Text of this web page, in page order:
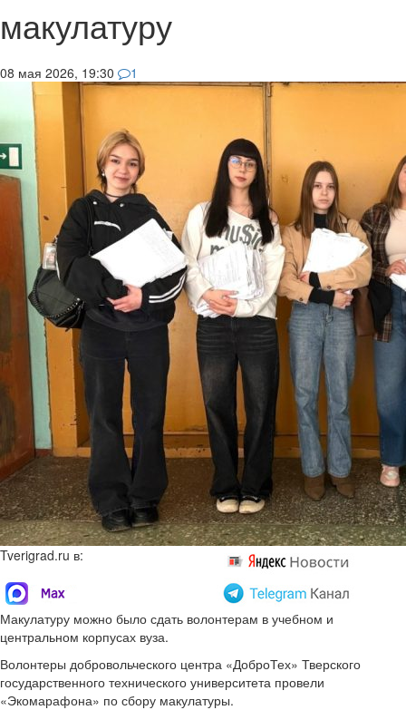
макулатуру
08 мая 2026, 19:30 1
Tverigrad.ru в:
Макулатуру можно было сдать волонтерам в учебном и
центральном корпусах вуза.
Волонтеры добровольческого центра «ДоброТех» Тверского
государственного технического университета провели
«Экомарафона» по сбору макулатуры.